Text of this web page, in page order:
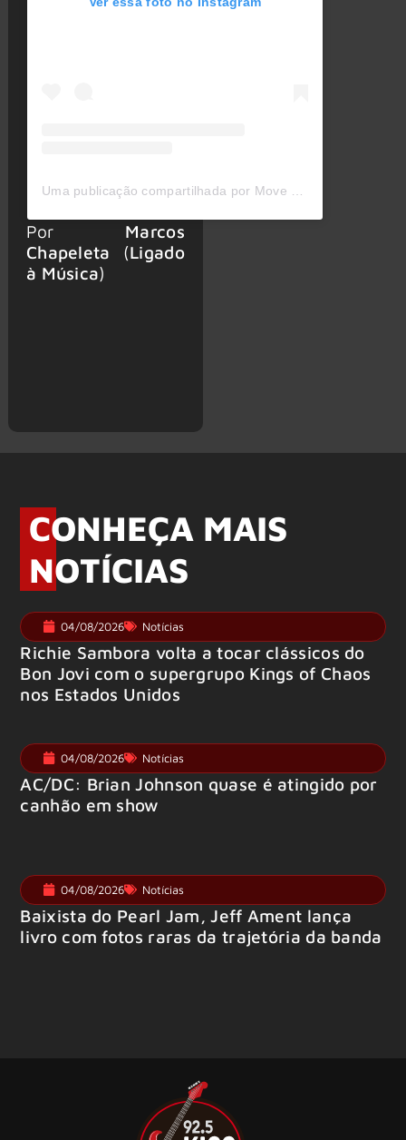
Por Marcos
Chapeleta (Ligado
à Música)
CONHEÇA MAIS
NOTÍCIAS
04/08/2026 Notícias
Richie Sambora volta a tocar clássicos do
Bon Jovi com o supergrupo Kings of Chaos
nos Estados Unidos
04/08/2026 Notícias
AC/DC: Brian Johnson quase é atingido por
canhão em show
04/08/2026 Notícias
Baixista do Pearl Jam, Jeff Ament lança
livro com fotos raras da trajetória da banda